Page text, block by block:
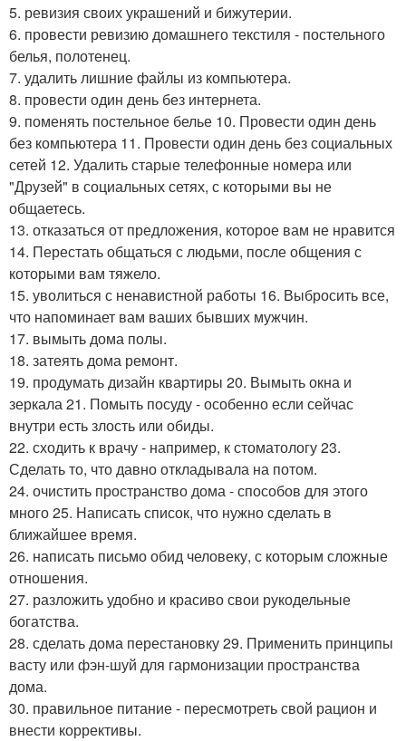
5. ревизия своих украшений и бижутерии.
6. провести ревизию домашнего текстиля - постельного
белья, полотенец.
7. удалить лишние файлы из компьютера.
8. провести один день без интернета.
9. поменять постельное белье 10. Провести один день
без компьютера 11. Провести один день без социальных
сетей 12. Удалить старые телефонные номера или
"Друзей" в социальных сетях, с которыми вы не
общаетесь.
13. отказаться от предложения, которое вам не нравится
14. Перестать общаться с людьми, после общения с
которыми вам тяжело.
15. уволиться с ненавистной работы 16. Выбросить все,
что напоминает вам ваших бывших мужчин.
17. вымыть дома полы.
18. затеять дома ремонт.
19. продумать дизайн квартиры 20. Вымыть окна и
зеркала 21. Помыть посуду - особенно если сейчас
внутри есть злость или обиды.
22. сходить к врачу - например, к стоматологу 23.
Сделать то, что давно откладывала на потом.
24. очистить пространство дома - способов для этого
много 25. Написать список, что нужно сделать в
ближайшее время.
26. написать письмо обид человеку, с которым сложные
отношения.
27. разложить удобно и красиво свои рукодельные
богатства.
28. сделать дома перестановку 29. Применить принципы
васту или фэн-шуй для гармонизации пространства
дома.
30. правильное питание - пересмотреть свой рацион и
внести коррективы.